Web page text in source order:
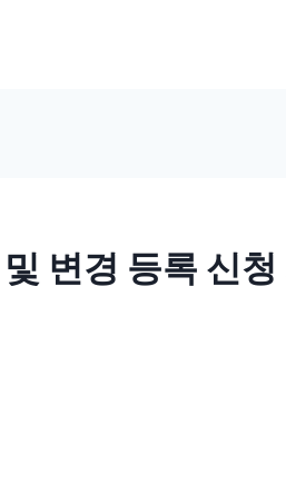
변경 등록 신